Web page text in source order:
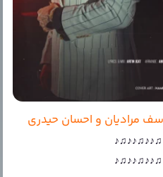
مرادیان و احسان حیدری